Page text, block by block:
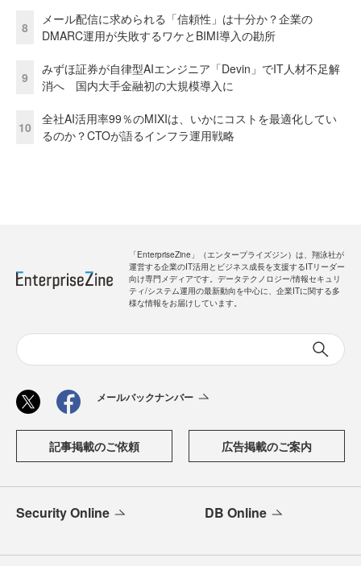
8
メール配信に求められる「信頼性」は十分か？企業の
DMARC運用が失敗するワケとBIMI導入の勘所
9
みずほ証券が自律型AIエンジニア「Devin」でIT人材不足解
消へ 国内大手金融初の大規模導入に
10
全社AI活用率99％のMIXIは、いかにコストを最適化してい
るのか？CTOが語るインフラ運用戦略
「EnterpriseZine」（エンタープライズジン）は、翔泳社が
運営する企業のIT活用とビジネス成長を支援するITリーダー
向け専門メディアです。データテクノロジー/情報セキュリ
ティ/システム運用の最新動向を中心に、企業ITに関する多
様な情報をお届けしています。
メールバックナンバー
記事掲載のご依頼 広告掲載のご案内
Security Online DB Online